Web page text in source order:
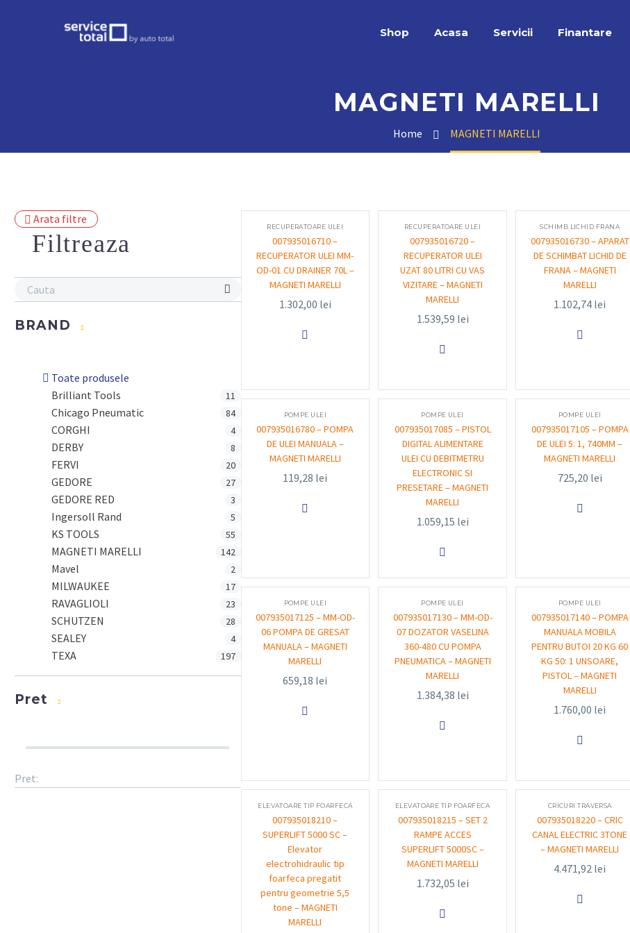
Shop Acasa Servicii Finantare
MAGNETI MARELLI
Home MAGNETI MARELLI
Arata filtre
Filtreaza
BRAND
Toate produsele
Brilliant Tools
11
Chicago Pneumatic 84
CORGHI 4
DERBY 8
FERVI 20
GEDORE 27
GEDORE RED 3
Ingersoll Rand 5
KS TOOLS 55
MAGNETI MARELLI 142
Mavel 2
MILWAUKEE 17
RAVAGLIOLI 23
SCHUTZEN 28
SEALEY 4
TEXA 197
Pret
Pret:
RECUPERATOARE ULEI
007935016710 –
RECUPERATOR ULEI MM-
OD-01 CU DRAINER 70L –
MAGNETI MARELLI
1.302,00 lei

RECUPERATOARE ULEI
007935016720 –
RECUPERATOR ULEI
UZAT 80 LITRI CU VAS
VIZITARE – MAGNETI
MARELLI
1.539,59 lei

SCHIMB LICHID FRANA
007935016730 – APARAT
DE SCHIMBAT LICHID DE
FRANA – MAGNETI
MARELLI
1.102,74 lei

POMPE ULEI
007935016780 – POMPA
DE ULEI MANUALA –
MAGNETI MARELLI
119,28 lei

POMPE ULEI
007935017085 – PISTOL
DIGITAL ALIMENTARE
ULEI CU DEBITMETRU
ELECTRONIC SI
PRESETARE – MAGNETI
MARELLI
1.059,15 lei

POMPE ULEI
007935017105 – POMPA
DE ULEI 5: 1, 740MM –
MAGNETI MARELLI
725,20 lei

POMPE ULEI
007935017125 – MM-OD-
06 POMPA DE GRESAT
MANUALA – MAGNETI
MARELLI
659,18 lei

POMPE ULEI
007935017130 – MM-OD-
07 DOZATOR VASELINA
360-480 CU POMPA
PNEUMATICA – MAGNETI
MARELLI
1.384,38 lei

POMPE ULEI
007935017140 – POMPA
MANUALA MOBILA
PENTRU BUTOI 20 KG 60
KG 50: 1 UNSOARE,
PISTOL – MAGNETI
MARELLI
1.760,00 lei

ELEVATOARE TIP FOARFECA
007935018210 –
SUPERLIFT 5000 SC –
Elevator
electrohidraulic tip
foarfeca pregatit
pentru geometrie 5,5
tone – MAGNETI
MARELLI
ELEVATOARE TIP FOARFECA
007935018215 – SET 2
RAMPE ACCES
SUPERLIFT 5000SC –
MAGNETI MARELLI
1.732,05 lei

CRICURI TRAVERSA
007935018220 – CRIC
CANAL ELECTRIC 3TONE
– MAGNETI MARELLI
4.471,92 lei
